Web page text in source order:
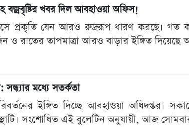
বজ্রবৃষ্টির খবর দিল আবহাওয়া অফিস!
এসে প্রকৃতি যেন আরও রুদ্ররূপ ধারণ করছে।
ও রাতের তাপমাত্রা আরও বাড়ার ইঙ্গিত দিয়েছে
মধ্যে সতর্কতা
ইঙ্গিত দিচ্ছে আবহাওয়া অধিদপ্তর।
সংশোধিত এই বুলেটিন অনুযায়ী, আজ